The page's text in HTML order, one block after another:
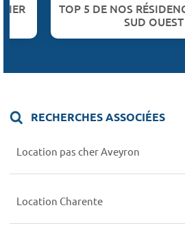
TOP 5 DE NOS
SUD OUEST
RECHERCHES ASSOCIÉES
Location pas cher Aveyron
Location Charente